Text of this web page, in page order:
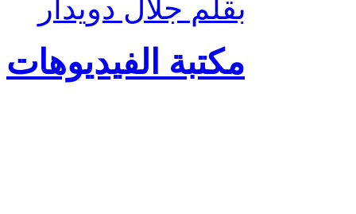
بقلم جلال دويدار
مكتبة الفيديوهات